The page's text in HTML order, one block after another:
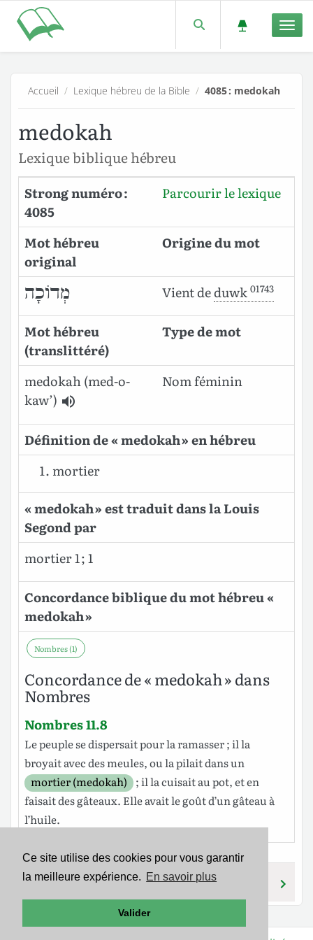
Ce site utilise des cookies pour vous garantir
la meilleure expérience. En savoir plus
Valider
Accueil / Lexique hébreu de la Bible / 4085 : medokah
medokah
Lexique biblique hébreu
Strong numéro :
4085
Parcourir le lexique
Mot hébreu
original
Origine du mot
מְדוֹכָה Vient deduwk 01743
Mot hébreu
(translittéré)
Type de mot
medokah(med-o-
kaw’)
Nom féminin
Définition de « medokah » en hébreu
mortier
« medokah » est traduit dans la Louis
Segond par
mortier 1 ; 1
Concordance biblique du mot hébreu «
medokah »
Nombres (1)
Concordance de « medokah » dans
Nombres
Nombres 11.8
Lepeuplesedispersaitpour laramasser; il la
broyaitavec desmeules, ou lapilaitdans un
mortier (medokah)
; il lacuisaitaupot, et en
faisaitdesgâteaux. Elleavaitlegoûtd’ungâteauà
l’huile.
MIDYANIY